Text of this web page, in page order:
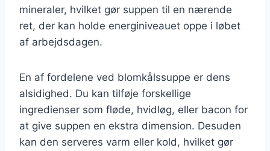
mineraler, hvilket gør suppen til en nærende
ret, der kan holde energiniveauet oppe i løbet
af arbejdsdagen.
En af fordelene ved blomkålssuppe er dens
alsidighed. Du kan tilføje forskellige
ingredienser som fløde, hvidløg, eller bacon for
at give suppen en ekstra dimension. Desuden
kan den serveres varm eller kold, hvilket gør